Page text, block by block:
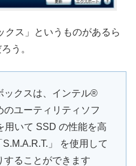
クス」というものがあるら
う。
ックスは、インテル®
ユーティリティソフ
用いて SSD の性能を高
」 を使用して
することができます